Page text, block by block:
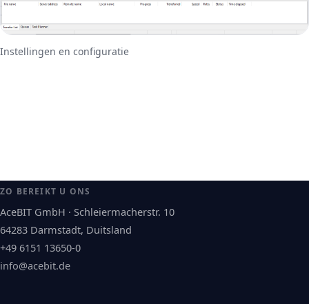
Instellingen en configuratie
ZO BEREIKT U ONS
AceBIT GmbH · Schleiermacherstr. 10
64283 Darmstadt, Duitsland
+49 6151 13650-0
info@acebit.de